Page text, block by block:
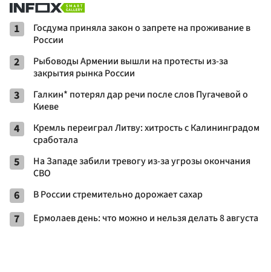
1
Госдума приняла закон о запрете на проживание в
России
2
Рыбоводы Армении вышли на протесты из-за
закрытия рынка России
3
Галкин* потерял дар речи после слов Пугачевой о
Киеве
4
Кремль переиграл Литву: хитрость с Калининградом
сработала
5
На Западе забили тревогу из-за угрозы окончания
СВО
6 В России стремительно дорожает сахар
7 Ермолаев день: что можно и нельзя делать 8 августа